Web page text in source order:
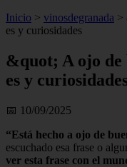
Inicio > vinosdegranada >
es y curiosidades
&quot; A ojo
es y
📅 10/09/2025
“Está hecho a ojo de
escuchado esa frase o
ver esta frase con el